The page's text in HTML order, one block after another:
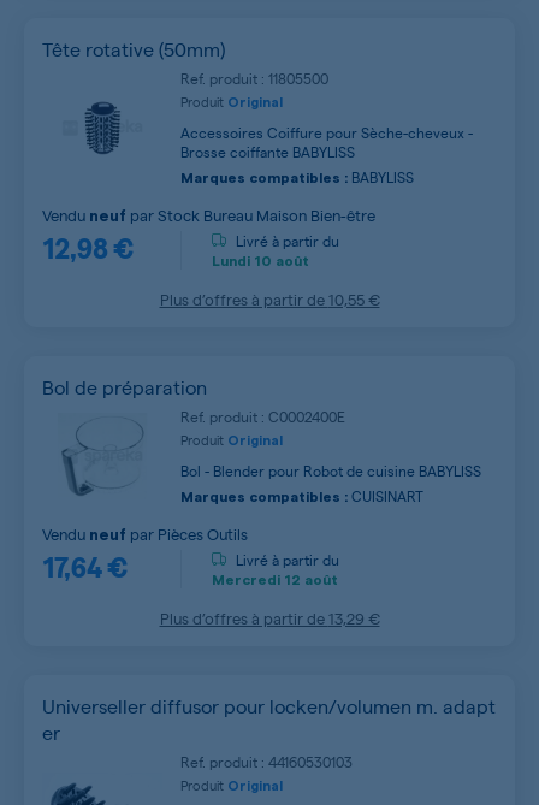
Tête rotative (50mm)
Ref. produit : 11805500
Produit Original
Accessoires Coiffure pour Sèche-cheveux -
Brosse coiffante BABYLISS
Marques compatibles : BABYLISS
12,98 €
Vendu neuf parStock Bureau Maison Bien-être
Livré à partir du
Lundi 10 août
Plus d’offres à partir de10,55 €
Bol de préparation
Ref. produit : C0002400E
Produit Original
Bol - Blender pour Robot de cuisine BABYLISS
Marques compatibles : CUISINART
17,64 €
Vendu neuf par Pièces Outils
Livré à partir du
Mercredi 12 août
Plus d’offres à partir de13,29 €
Universeller diffusor pour locken/volumen m. adapt
er
Ref. produit : 44160530103
Produit Original